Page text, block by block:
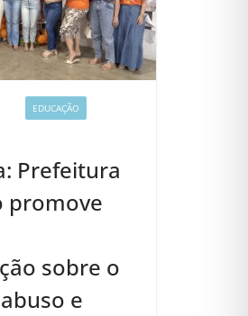
EDUCAÇÃO
Prefeitura
promove
sobre o
e